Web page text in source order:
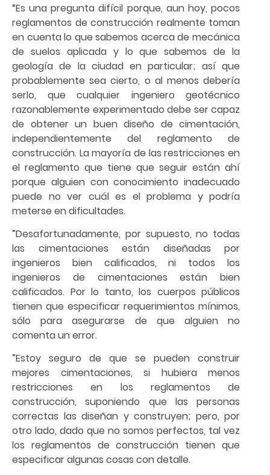
“Es una pregunta difícil porque, aun hoy, pocos
reglamentos de construcción realmente toman
en cuenta lo que sabemos acerca de mecánica
de suelos aplicada y lo que sabemos de la
geología de la ciudad en particular; así que
probablemente sea cierto, o al menos debería
serlo, que cualquier ingeniero geotécnico
razonablemente experimentado debe ser capaz
de obtener un buen diseño de cimentación,
independientemente del reglamento de
construcción. La mayoría de las restricciones en
el reglamento que tiene que seguir están ahí
porque alguien con conocimiento inadecuado
puede no ver cuál es el problema y podría
meterse en dificultades.
”Desafortunadamente, por supuesto, no todas
las cimentaciones están diseñadas por
ingenieros bien calificados, ni todos los
ingenieros de cimentaciones están bien
calificados. Por lo tanto, los cuerpos públicos
tienen que especificar requerimientos mínimos,
sólo para asegurarse de que alguien no
comenta un error.
”Estoy seguro de que se pueden construir
mejores cimentaciones, si hubiera menos
restricciones en los reglamentos de
construcción, suponiendo que las personas
correctas las diseñan y construyen; pero, por
otro lado, dado que no somos perfectos, tal vez
los reglamentos de construcción tienen que
especificar algunas cosas con detalle.